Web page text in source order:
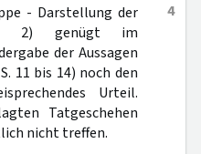
4
- Darstellung der
2) genügt im
der Aussagen
11 bis 14) noch den
Urteil.
Tatgeschehen
nicht treffen.